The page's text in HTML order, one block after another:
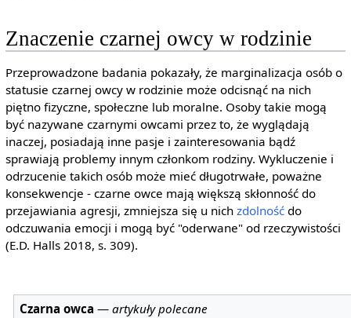
Znaczenie czarnej owcy w rodzinie
Przeprowadzone badania pokazały, że marginalizacja osób o
statusie czarnej owcy w rodzinie może odcisnąć na nich
piętno fizyczne, społeczne lub moralne. Osoby takie mogą
być nazywane czarnymi owcami przez to, że wyglądają
inaczej, posiadają inne pasje i zainteresowania bądź
sprawiają problemy innym członkom rodziny. Wykluczenie i
odrzucenie takich osób może mieć długotrwałe, poważne
konsekwencje - czarne owce mają większą skłonność do
przejawiania agresji, zmniejsza się u nich zdolnośćdo
odczuwania emocji i mogą być "oderwane" od rzeczywistości
(E.D. Halls 2018, s. 309).
Czarna owca —artykuły polecane